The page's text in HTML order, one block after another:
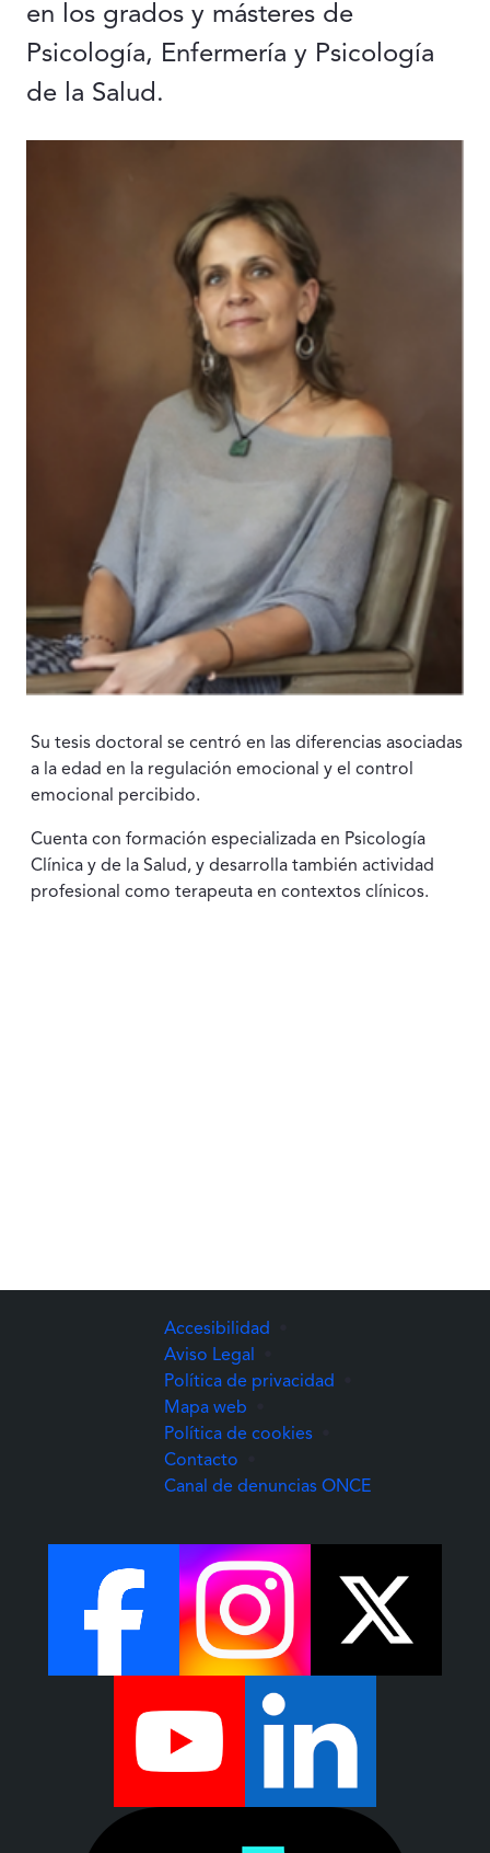
en los grados y másteres de
Psicología, Enfermería y Psicología
de la Salud.
Su tesis doctoral se centró en las diferencias asociadas
a la edad en la regulación emocional y el control
emocional percibido.
Cuenta con formación especializada en Psicología
Clínica y de la Salud, y desarrolla también actividad
profesional como terapeuta en contextos clínicos.
Accesibilidad
Aviso Legal
Política de privacidad
Mapa web
Política de cookies
Contacto
Canal de denuncias ONCE(Abre una